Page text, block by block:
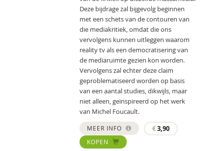
Deze bijdrage zal bijgevolg beginnen
met een schets van de contouren van
die mediakritiek, omdat die ons
vervolgens kunnen uitleggen waarom
reality tv als een democratisering van
de mediaruimte gezien kon worden.
Vervolgens zal echter deze claim
geproblematiseerd worden op basis
van een aantal studies, dikwijls, maar
niet alleen, geïnspireerd op het werk
van Michel Foucault.
MEER INFO €3,90
KOPEN